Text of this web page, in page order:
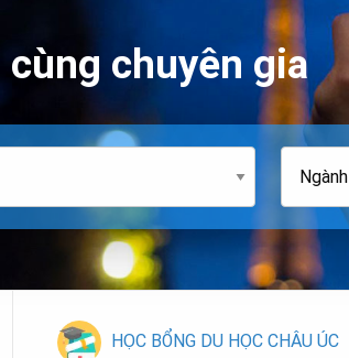
cùng chuyên gia
HỌC BỔNG DU HỌC CHÂU ÚC